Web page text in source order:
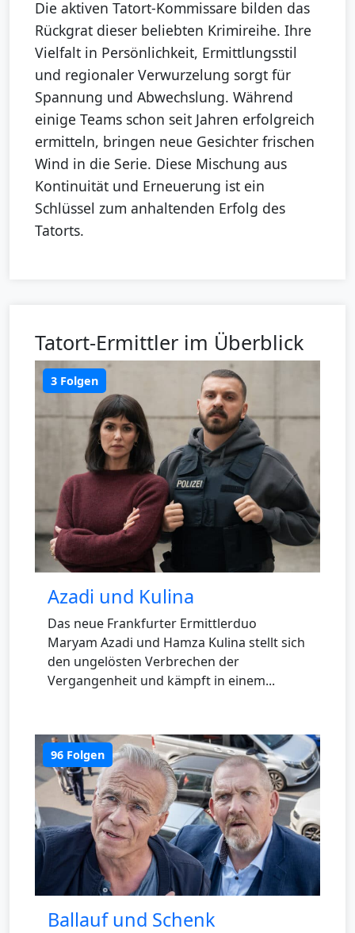
Die aktiven Tatort-Kommissare bilden das
Rückgrat dieser beliebten Krimireihe. Ihre
Vielfalt in Persönlichkeit, Ermittlungsstil
und regionaler Verwurzelung sorgt für
Spannung und Abwechslung. Während
einige Teams schon seit Jahren erfolgreich
ermitteln, bringen neue Gesichter frischen
Wind in die Serie. Diese Mischung aus
Kontinuität und Erneuerung ist ein
Schlüssel zum anhaltenden Erfolg des
Tatorts.
Tatort-Ermittler im Überblick
3 Folgen
Azadi und Kulina
Das neue Frankfurter Ermittlerduo
Maryam Azadi und Hamza Kulina stellt sich
den ungelösten Verbrechen der
Vergangenheit und kämpft in einem...
96 Folgen
Ballauf und Schenk